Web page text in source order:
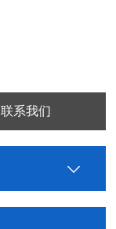
联系我们